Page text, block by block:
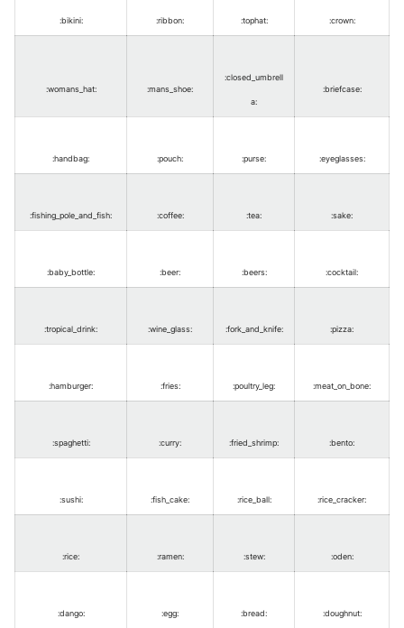
:bikini: :ribbon: :tophat: :crown:
:womans_hat: :mans_shoe:
:closed_umbrell
a:
:briefcase:
:handbag: :pouch: :purse: :eyeglasses:
:fishing_pole_and_fish: :coffee: :tea: :sake:
:baby_bottle: :beer: :beers: :cocktail:
:tropical_drink: :wine_glass: :fork_and_knife: :pizza:
:hamburger: :fries: :poultry_leg: :meat_on_bone:
:spaghetti: :curry: :fried_shrimp: :bento:
:sushi: :fish_cake: :rice_ball: :rice_cracker:
:rice: :ramen: :stew: :oden:
:dango: :egg: :bread: :doughnut: